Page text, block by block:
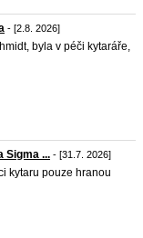
- [2.8. 2026]
byla v péči kytaráře,
Sigma ... - [31.7. 2026]
kytaru pouze hranou